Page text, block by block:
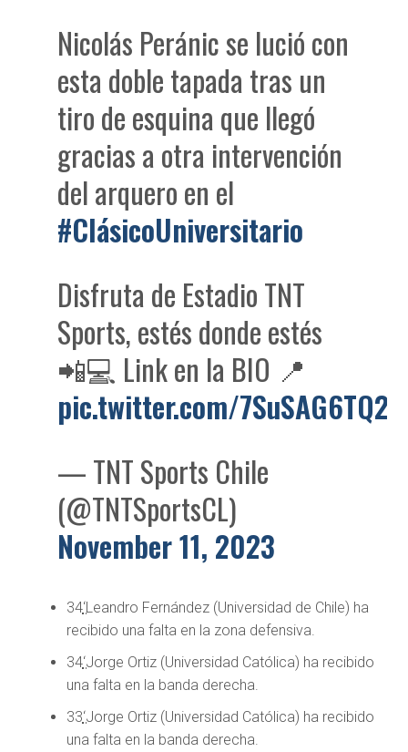
Nicolás Peránic se lució con
esta doble tapada tras un
tiro de esquina que llegó
gracias a otra intervención
del arquero en el
#ClásicoUniversitario
Disfruta de Estadio TNT
Sports, estés donde estés
📲💻 Link en la BIO 📍
pic.twitter.com/7SuSAG6TQ2
— TNT Sports Chile
(@TNTSportsCL)
November 11, 2023
34‘Leandro Fernández (Universidad de Chile) ha
recibido una falta en la zona defensiva.
34‘Jorge Ortiz (Universidad Católica) ha recibido
una falta en la banda derecha.
33‘Jorge Ortiz (Universidad Católica) ha recibido
una falta en la banda derecha.